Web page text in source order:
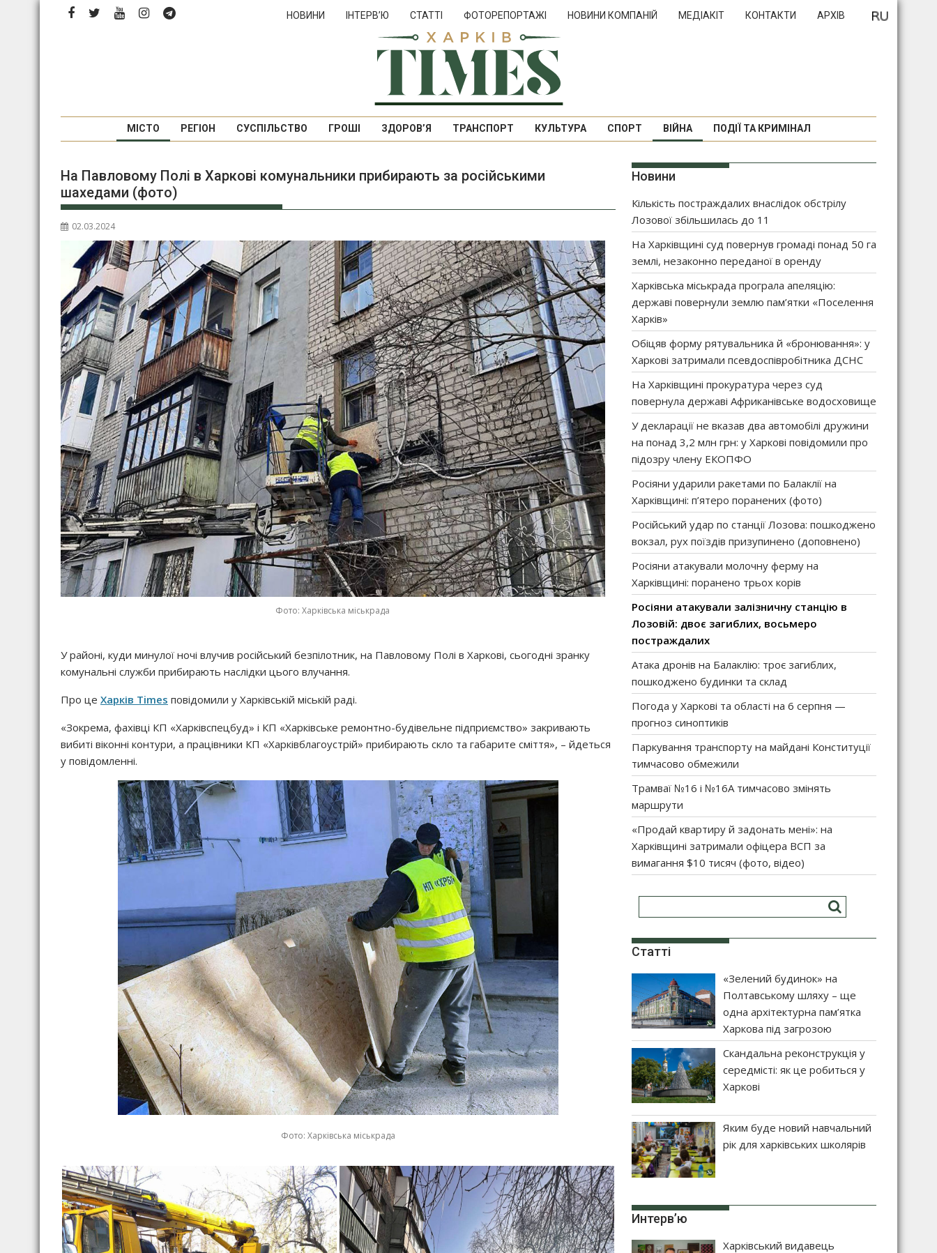
НОВИНИ ІНТЕРВ’Ю СТАТТІ ФОТОРЕПОРТАЖІ НОВИНИ КОМПАНІЙ МЕДІАКІТ КОНТАКТИ АРХІВ
МІСТО РЕГІОН СУСПІЛЬСТВО ГРОШІ ЗДОРОВ’Я ТРАНСПОРТ КУЛЬТУРА СПОРТ ВІЙНА ПОДІЇ ТА КРИМІНАЛ
На Павловому Полі в Харкові комунальники прибирають за російськими
шахедами (фото)
02.03.2024
Фото: Харківська міськрада
У районі, куди минулої ночі влучив російський безпілотник, на Павловому Полі в Харкові, сьогодні зранку
комунальні служби прибирають наслідки цього влучання.
Про це Харків Times повідомили у Харківській міській раді.
«Зокрема, фахівці КП «Харківспецбуд» і КП «Харківське ремонтно-будівельне підприємство» закривають
вибиті віконні контури, а працівники КП «Харківблагоустрій» прибирають скло та габарите сміття», – йдеться
у повідомленні.
Фото: Харківська міськрада
Новини
Кількість постраждалих внаслідок обстрілу
Лозової збільшилась до 11
На Харківщині суд повернув громаді понад 50 га
землі, незаконно переданої в оренду
Харківська міськрада програла апеляцію:
державі повернули землю пам’ятки «Поселення
Харків»
Обіцяв форму рятувальника й «бронювання»: у
Харкові затримали псевдоспівробітника ДСНС
На Харківщині прокуратура через суд
повернула державі Африканівське водосховище
У декларації не вказав два автомобілі дружини
на понад 3,2 млн грн: у Харкові повідомили про
підозру члену ЕКОПФО
Росіяни ударили ракетами по Балаклії на
Харківщині: п’ятеро поранених (фото)
Російський удар по станції Лозова: пошкоджено
вокзал, рух поїздів призупинено (доповнено)
Росіяни атакували молочну ферму на
Харківщині: поранено трьох корів
Росіяни атакували залізничну станцію в
Лозовій: двоє загиблих, восьмеро
постраждалих
Атака дронів на Балаклію: троє загиблих,
пошкоджено будинки та склад
Погода у Харкові та області на 6 серпня —
прогноз синоптиків
Паркування транспорту на майдані Конституції
тимчасово обмежили
Трамваї №16 і №16А тимчасово змінять
маршрути
«Продай квартиру й задонать мені»: на
Харківщині затримали офіцера ВСП за
вимагання $10 тисяч (фото, відео)
Статті
«Зелений будинок» на
Полтавському шляху – ще
одна архітектурна пам’ятка
Харкова під загрозою
Скандальна реконструкція у
середмісті: як це робиться у
Харкові
Яким буде новий навчальний
рік для харківських школярів
Интерв’ю
Харківський видавець